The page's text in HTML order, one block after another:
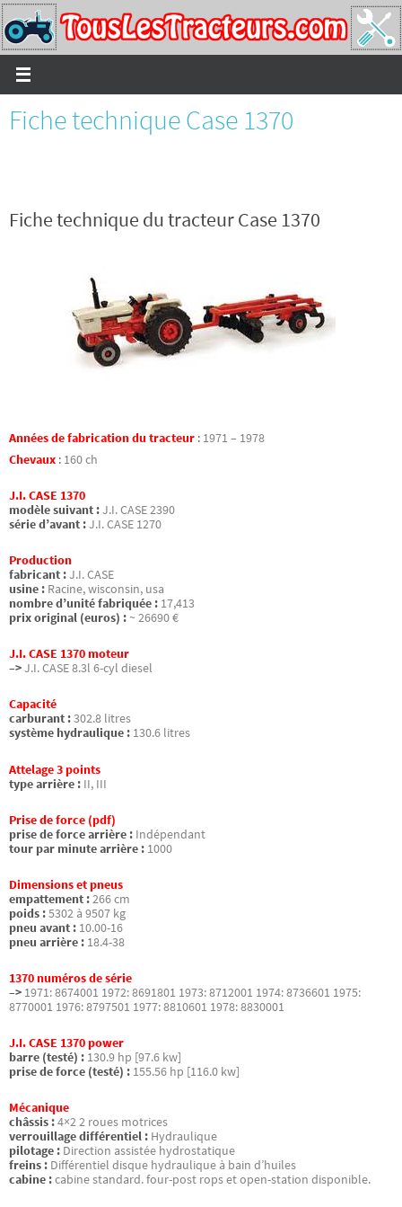
Passer
vers
le
contenu
Fiche technique Case 1370
Fiche technique du tracteur Case 1370
Années de fabrication du tracteur : 1971 – 1978
Chevaux : 160 ch
J.I. CASE 1370
modèle suivant :J.I. CASE 2390
série d’avant :J.I. CASE 1270
Production
fabricant :J.I. CASE
usine : Racine, wisconsin, usa
nombre d’unité fabriquée : 17,413
prix original (euros) : ~ 26690 €
J.I. CASE 1370 moteur
–>J.I. CASE 8.3l 6-cyl diesel
Capacité
carburant :302.8 litres
système hydraulique : 130.6 litres
Attelage 3 points
type arrière : II, III
Prise de force (pdf)
prise de force arrière : Indépendant
tour par minute arrière : 1000
Dimensions et pneus
empattement :266 cm
poids :5302 à 9507 kg
pneu avant : 10.00-16
pneu arrière : 18.4-38
1370 numéros de série
–> 1971: 8674001 1972: 8691801 1973: 8712001 1974: 8736601 1975:
8770001 1976: 8797501 1977: 8810601 1978: 8830001
J.I. CASE 1370 power
barre (testé) : 130.9 hp [97.6 kw]
prise de force (testé) : 155.56 hp [116.0 kw]
Mécanique
châssis :4×2 2 roues motrices
verrouillage différentiel : Hydraulique
pilotage : Direction assistée hydrostatique
freins : Différentiel disque hydraulique à bain d’huiles
cabine :cabine standard. four-post rops et open-station disponible.